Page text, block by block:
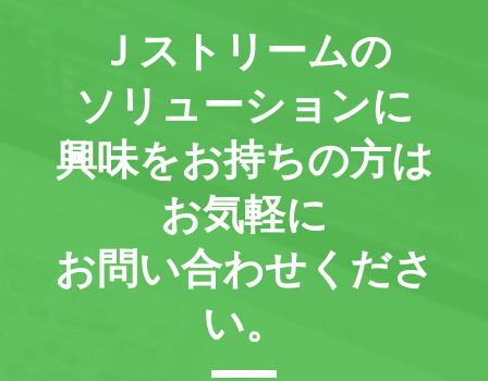
Ｊストリームの
ソリューションに
興味をお持ちの方は
お気軽に
お問い合わせくださ
い。